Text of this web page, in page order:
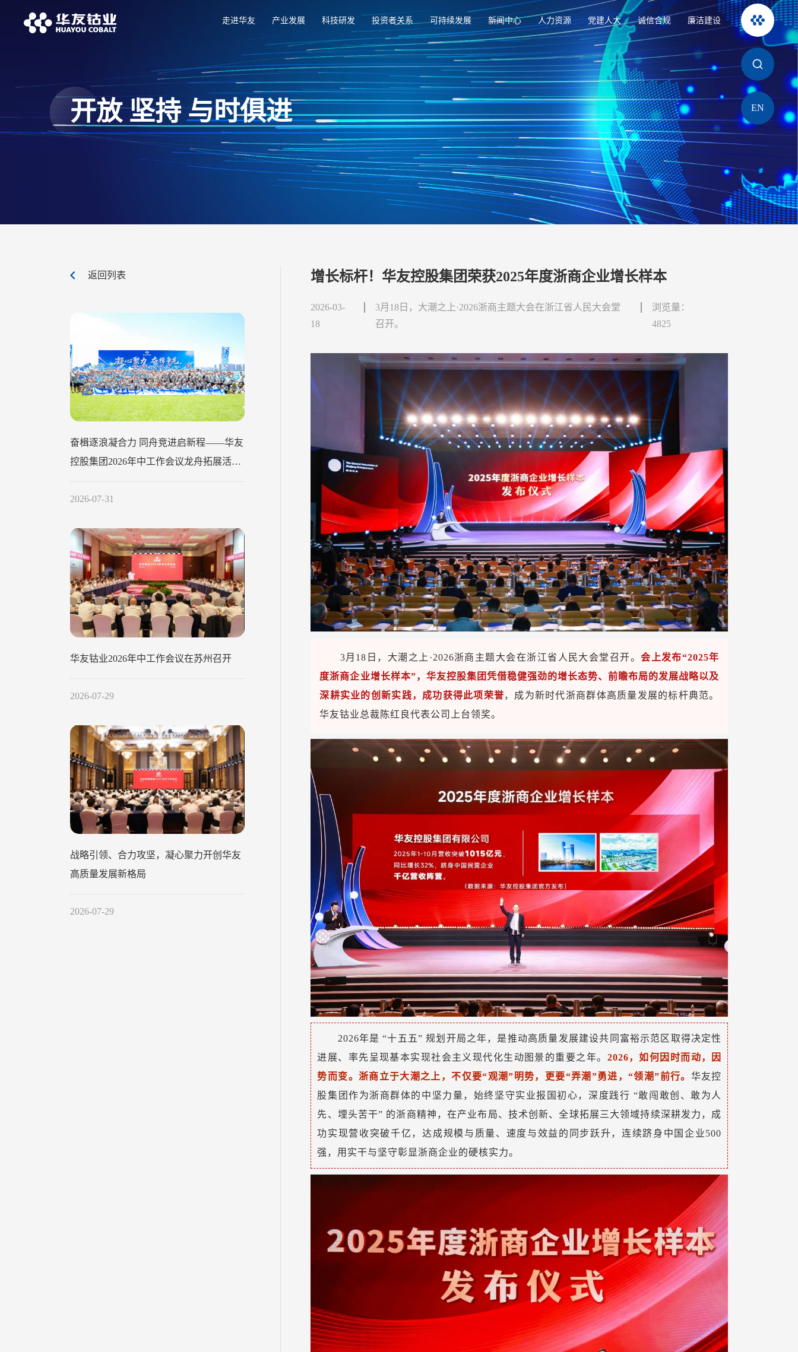
走进华友 产业发展 科技研发 投资者关系 可持续发展 新闻中心 人力资源 党建人大 诚信合规 廉洁建设
EN
开放 坚持 与时俱进
返回列表
奋楫逐浪凝合力 同舟竞进启新程——华友
控股集团2026年中工作会议龙舟拓展活动
2026-07-31
华友钴业2026年中工作会议在苏州召开
2026-07-29
战略引领、合力攻坚，凝心聚力开创华友
高质量发展新格局
2026-07-29
增长标杆！华友控股集团荣获2025年度浙商企业增长样本
2026-03-
18
3月18日，大潮之上·2026浙商主题大会在浙江省人民大会堂
召开。
浏览量：
4825
3月18日，大潮之上·2026浙商主题大会在浙江省人民大会堂召开。会上发布“2025年
度浙商企业增长样本”，华友控股集团凭借稳健强劲的增长态势、前瞻布局的发展战略以及
深耕实业的创新实践， 成功获得此项荣誉，成为新时代浙商群体高质量发展的标杆典范。
华友钴业总裁陈红良代表公司上台领奖。
2026年是 “十五五” 规划开局之年，是推动高质量发展建设共同富裕示范区取得决定性
进展、率先呈现基本实现社会主义现代化生动图景的重要之年。 2026，如何因时而动，因
势而变。浙商立于大潮之上，不仅要“观潮”明势，更要“弄潮”勇进，“领潮”前行。 华友控
股集团作为浙商群体的中坚力量，始终坚守实业报国初心，深度践行 “敢闯敢创、敢为人
先、埋头苦干” 的浙商精神，在产业布局、技术创新、全球拓展三大领域持续深耕发力，成
功实现营收突破千亿，达成规模与质量、速度与效益的同步跃升，连续跻身中国企业500
强，用实干与坚守彰显浙商企业的硬核实力。